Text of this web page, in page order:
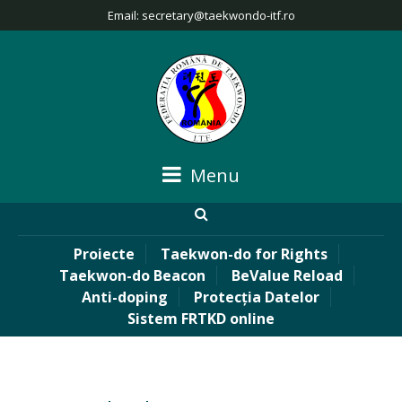
Email: secretary@taekwondo-itf.ro
Menu
Proiecte
Taekwon-do for Rights
Taekwon-do Beacon
BeValue Reload
Anti-doping
Protecția Datelor
Sistem FRTKD online